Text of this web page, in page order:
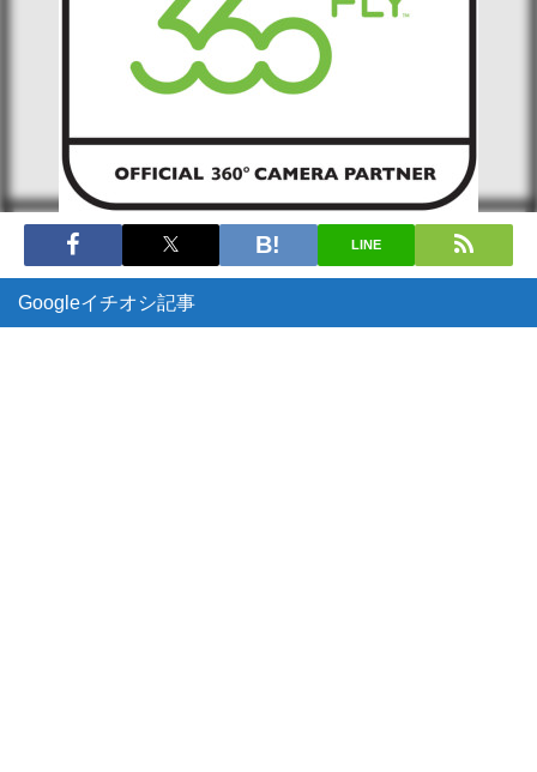
LINE
Googleイチオシ記事